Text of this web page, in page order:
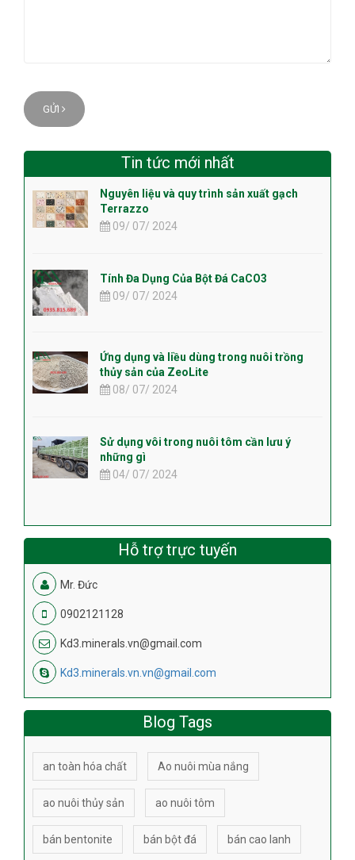
GỬI
Tin tức mới nhất
Nguyên liệu và quy trình sản xuất gạch
Terrazzo
09/ 07/ 2024
Tính Đa Dụng Của Bột Đá CaCO3
09/ 07/ 2024
Ứng dụng và liều dùng trong nuôi trồng
thủy sản của ZeoLite
08/ 07/ 2024
Sử dụng vôi trong nuôi tôm cần lưu ý
những gì
04/ 07/ 2024
Hỗ trợ trực tuyến
Mr. Đức
0902121128
Kd3.minerals.vn@gmail.com
Kd3.minerals.vn.vn@gmail.com
Blog Tags
an toàn hóa chất Ao nuôi mùa nắng
ao nuôi thủy sản ao nuôi tôm
bán bentonite bán bột đá bán cao lanh